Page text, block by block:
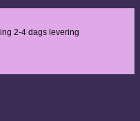
2-4 dags levering